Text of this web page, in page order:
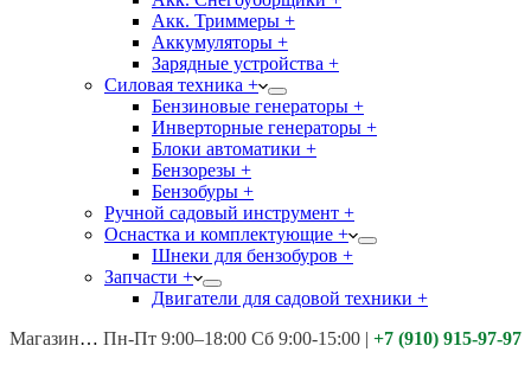
Акк. Триммеры +
Аккумуляторы +
Зарядные устройства +
Силовая техника +
Бензиновые генераторы +
Инверторные генераторы +
Блоки автоматики +
Бензорезы +
Бензобуры +
Ручной садовый инструмент +
Оснастка и комплектующие +
Шнеки для бензобуров +
Запчасти +
Двигатели для садовой техники +
Магазины: Калуга ул. Московская д.113
Пн-Пт 9:00–18:00 Сб 9:00-15:00 | +7 (910) 915-97-97